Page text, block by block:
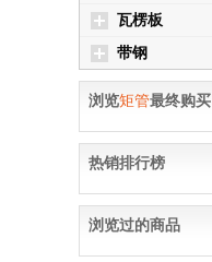
瓦楞板
带钢
浏览矩管最终购买
热销排行榜
浏览过的商品